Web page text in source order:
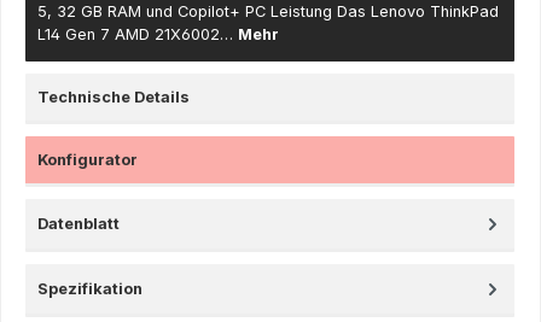
5, 32 GB RAM und Copilot+ PC Leistung Das Lenovo ThinkPad
L14 Gen 7 AMD 21X6002… Mehr
Technische Details
Konfigurator
Datenblatt
Spezifikation